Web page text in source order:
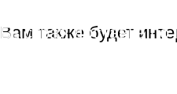
Быстрая доставка
Вам также будет